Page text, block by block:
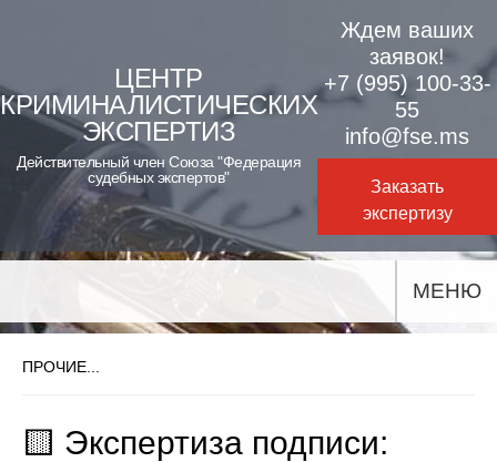
content
ЦЕНТР
КРИМИНАЛИСТИЧЕСКИХ
ЭКСПЕРТИЗ
Действительный член Союза "Федерация
судебных экспертов"
Ждем ваших
заявок!
+7 (995) 100-33-
55
info@fse.ms
Заказать
экспертизу
МЕНЮ
ПРОЧИЕ...
🟨 Экспертиза подписи: